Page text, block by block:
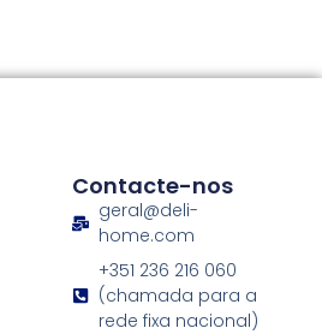
Contacte-nos
geral@deli-
home.com
+351 236 216 060
(chamada para a
rede fixa nacional)